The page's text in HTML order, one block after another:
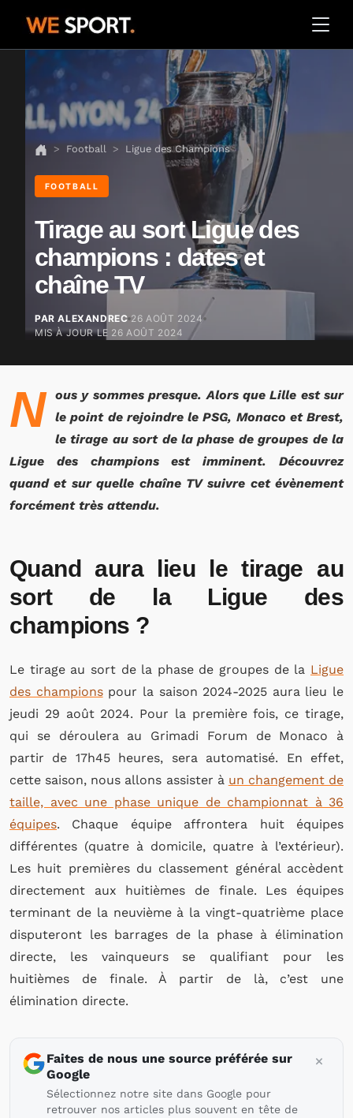
Football Ligue des Champions
FOOTBALL
Tirage au sort Ligue des
champions : dates et
chaîne TV
PAR ALEXANDREC 26 AOÛT 2024
MIS À JOUR LE 26 AOÛT 2024
N
ous y sommes presque. Alors que Lille est sur
le point de rejoindre le PSG, Monaco et Brest,
le tirage au sort de la phase de groupes de la
Ligue des champions est imminent. Découvrez
quand et sur quelle chaîne TV suivre cet évènement
forcément très attendu.
Quand aura lieu le tirage au
sort de la Ligue des
champions ?
Le tirage au sort de la phase de groupes de la Ligue
des championspour la saison 2024-2025 aura lieu le
jeudi 29 août 2024. Pour la première fois, ce tirage,
qui se déroulera au Grimadi Forum de Monaco à
partir de 17h45 heures, sera automatisé. En effet,
cette saison, nous allons assister à un changement de
taille, avec une phase unique de championnat à 36
équipes. Chaque équipe affrontera huit équipes
différentes (quatre à domicile, quatre à l’extérieur).
Les huit premières du classement général accèdent
directement aux huitièmes de finale. Les équipes
terminant de la neuvième à la vingt-quatrième place
disputeront les barrages de la phase à élimination
directe, les vainqueurs se qualifiant pour les
huitièmes de finale. À partir de là, c’est une
élimination directe.
Faites de nous une source préférée sur
Google
Sélectionnez notre site dans Google pour
retrouver nos articles plus souvent en tête de